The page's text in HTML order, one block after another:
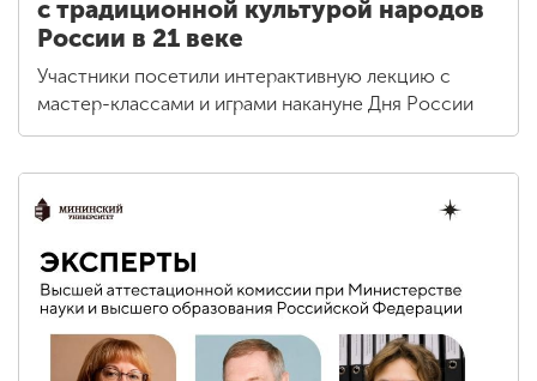
с традиционной культурой народов
России в 21 веке
Участники посетили интерактивную лекцию с
мастер-классами и играми накануне Дня России